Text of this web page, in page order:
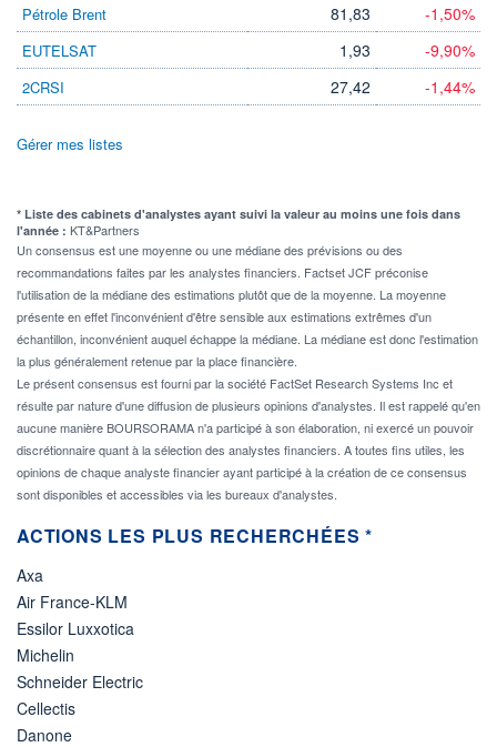
Pétrole Brent 81,83 -1,50%
EUTELSAT 1,93 -9,90%
2CRSI 27,42 -1,44%
Gérer mes listes
* Liste des cabinets d'analystes ayant suivi la valeur au moins une fois dans
l'année : KT&Partners
Un consensus est une moyenne ou une médiane des prévisions ou des
recommandations faites par les analystes financiers. Factset JCF préconise
l'utilisation de la médiane des estimations plutôt que de la moyenne. La moyenne
présente en effet l'inconvénient d'être sensible aux estimations extrêmes d'un
échantillon, inconvénient auquel échappe la médiane. La médiane est donc l'estimation
la plus généralement retenue par la place financière.
Le présent consensus est fourni par la société FactSet Research Systems Inc et
résulte par nature d'une diffusion de plusieurs opinions d'analystes. Il est rappelé qu'en
aucune manière BOURSORAMA n'a participé à son élaboration, ni exercé un pouvoir
discrétionnaire quant à la sélection des analystes financiers. A toutes fins utiles, les
opinions de chaque analyste financier ayant participé à la création de ce consensus
sont disponibles et accessibles via les bureaux d'analystes.
ACTIONS LES PLUS RECHERCHÉES *
Axa
Air France-KLM
Essilor Luxxotica
Michelin
Schneider Electric
Cellectis
Danone